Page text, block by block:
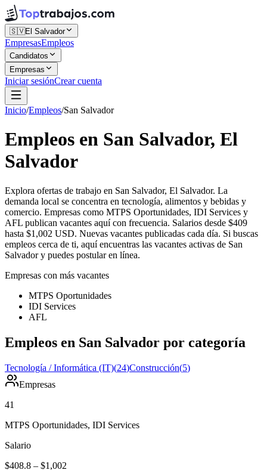
🇸🇻El Salvador
EmpresasEmpleos
Candidatos
Empresas
Iniciar sesiónCrear cuenta
Inicio/Empleos/San Salvador
Empleos en San Salvador, El
Salvador
Explora ofertas de trabajo en San Salvador, El Salvador. La
demanda local se concentra en tecnología, alimentos y bebidas y
comercio. Empresas como MTPS Oportunidades, IDI Services y
AFL publican vacantes aquí con frecuencia. Salarios desde $409
hasta $1,002 USD. Nuevas vacantes publicadas cada día. Si buscas
empleos cerca de ti, aquí encuentras las vacantes activas de San
Salvador y puedes postular en línea.
Empresas con más vacantes
MTPS Oportunidades
IDI Services
AFL
Empleos en San Salvador por categoría
Tecnología / Informática (IT)(24)Construcción(5)
Empresas
41
MTPS Oportunidades, IDI Services
Salario
$408.8 – $1,002